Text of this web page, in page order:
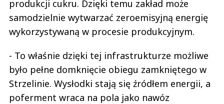
produkcji cukru. Dzięki temu zakład może
samodzielnie wytwarzać zeroemisyjną energię
wykorzystywaną w procesie produkcyjnym.
- To właśnie dzięki tej infrastrukturze możliwe
było pełne domknięcie obiegu zamkniętego w
Strzelinie. Wysłodki stają się źródłem energii, a
poferment wraca na pola jako nawóz